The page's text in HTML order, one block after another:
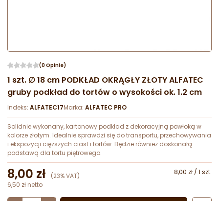
(0 Opinie)
1 szt. ∅ 18 cm PODKŁAD OKRĄGŁY ZŁOTY ALFATEC
gruby podkład do tortów o wysokości ok. 1.2 cm
Indeks: ALFATEC17Marka: ALFATEC PRO
Solidnie wykonany, kartonowy podkład z dekoracyjną powłoką w
kolorze złotym. Idealnie sprawdzi się do transportu, przechowywania
i ekspozycji cięższych ciast i tortów. Będzie również doskonałą
podstawą dla tortu piętrowego.
8,00 zł (23% VAT)
8,00 zł / 1 szt.
6,50 zł netto